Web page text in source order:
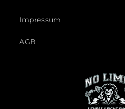
Impressum
AGB